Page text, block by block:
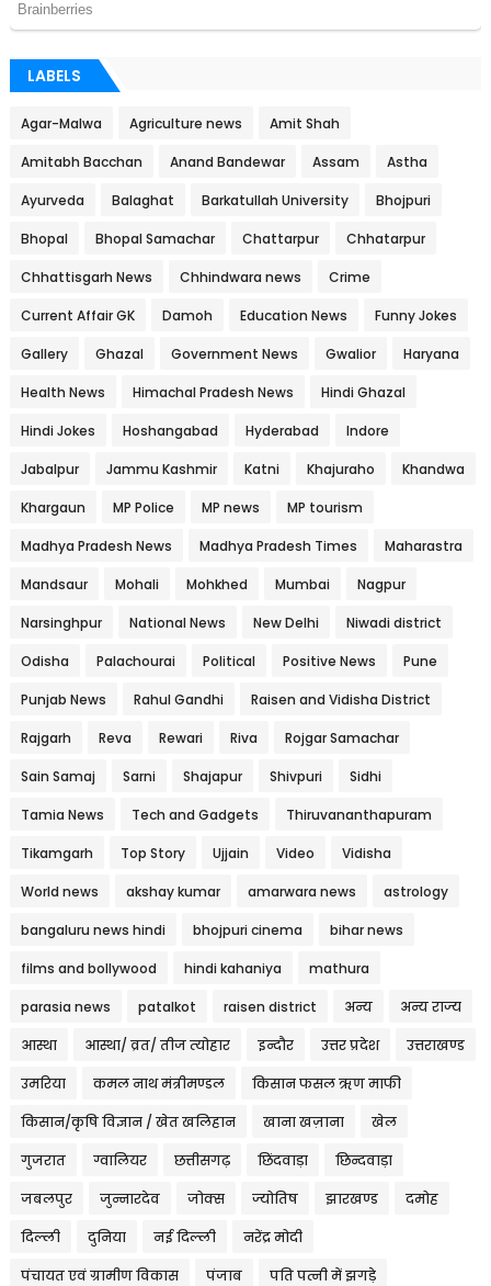
LABELS
Agar-Malwa Agriculture news Amit Shah
Amitabh Bacchan Anand Bandewar Assam Astha
Ayurveda Balaghat Barkatullah University Bhojpuri
Bhopal Bhopal Samachar Chattarpur Chhatarpur
Chhattisgarh News Chhindwara news Crime
Current Affair GK Damoh Education News Funny Jokes
Gallery Ghazal Government News Gwalior Haryana
Health News Himachal Pradesh News Hindi Ghazal
Hindi Jokes Hoshangabad Hyderabad Indore
Jabalpur Jammu Kashmir Katni Khajuraho Khandwa
Khargaun MP Police MP news MP tourism
Madhya Pradesh News Madhya Pradesh Times Maharastra
Mandsaur Mohali Mohkhed Mumbai Nagpur
Narsinghpur National News New Delhi Niwadi district
Odisha Palachourai Political Positive News Pune
Punjab News Rahul Gandhi Raisen and Vidisha District
Rajgarh Reva Rewari Riva Rojgar Samachar
Sain Samaj Sarni Shajapur Shivpuri Sidhi
Tamia News Tech and Gadgets Thiruvananthapuram
Tikamgarh Top Story Ujjain Video Vidisha
World news akshay kumar amarwara news astrology
bangaluru news hindi bhojpuri cinema bihar news
films and bollywood hindi kahaniya mathura
parasia news patalkot raisen district अन्य अन्य राज्य
आस्था आस्था/ व्रत/ तीज त्‍योहार इन्दौर उत्तर प्रदेश उत्तराखण्ड
उमरिया कमल नाथ मंत्रीमण्डल किसान फसल ऋण माफी
किसान/कृषि विज्ञान / खेत खलिहान खाना खज़ाना खेल
गुजरात ग्वालियर छत्तीसगढ़ छिंदवाड़ा छिन्दवाड़ा
जबलपुर जुन्नारदेव जोक्स ज्योतिष झारखण्ड दमोह
दिल्ली दुनिया नई दिल्ली नरेंद्र मोदी
पंचायत एवं ग्रामीण विकास पंजाब पति पत्नी में झगड़े